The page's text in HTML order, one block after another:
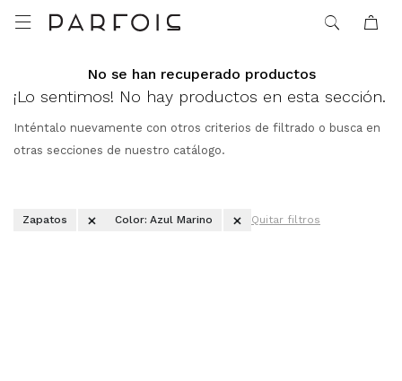

No se han recuperado productos
¡Lo sentimos! No hay productos en esta sección.
Inténtalo nuevamente con otros criterios de filtrado o busca en
otras secciones de nuestro catálogo.
Zapatos Color: Azul Marino Quitar filtros